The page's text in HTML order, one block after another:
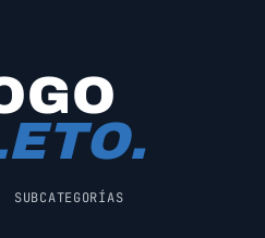
SUBCATEGORÍAS